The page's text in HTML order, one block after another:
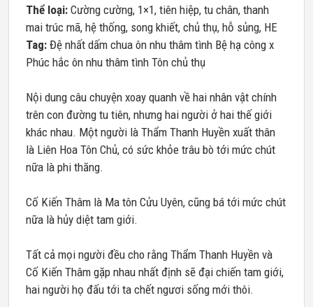
Thể loại: Cường cường, 1×1, tiên hiệp, tu chân, thanh
mai trúc mã, hệ thống, song khiết, chủ thụ, hỗ sủng, HE
Tag: Đệ nhất dấm chua ôn nhu thâm tình Bệ hạ công x
Phúc hắc ôn nhu thâm tình Tôn chủ thụ
Nội dung câu chuyện xoay quanh về hai nhân vật chính
trên con đường tu tiên, nhưng hai người ở hai thế giới
khác nhau. Một người là Thẩm Thanh Huyền xuất thân
là Liên Hoa Tôn Chủ, có sức khỏe trâu bò tới mức chút
nữa là phi thăng.
Cố Kiến Thâm là Ma tôn Cửu Uyên, cũng bá tới mức chút
nữa là hủy diệt tam giới.
Tất cả mọi người đều cho rằng Thẩm Thanh Huyền và
Cố Kiến Thâm gặp nhau nhất định sẽ đại chiến tam giới,
hai người họ đấu tới ta chết ngươi sống mới thôi.